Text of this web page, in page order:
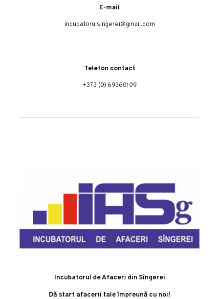
E-mail
incubatorulsingerei@gmail.com
Telefon contact
+373 (0) 69360109
Incubatorul de Afaceri din Sîngerei
Dă start afacerii tale împreună cu noi!